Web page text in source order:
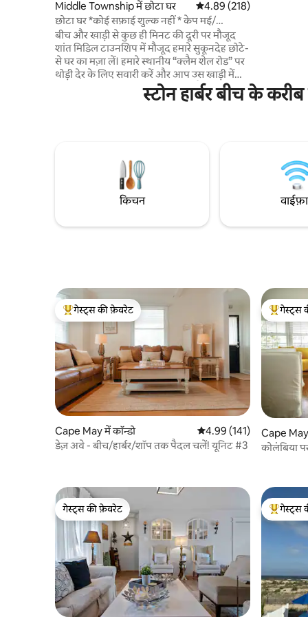
Middle Township में छोटा घर औसत रेटिंग 5 में से 4.89, 218
4.89 (218)
छोटा घर *कोई सफ़ाई शुल्क नहीं * केप मई/
वाइल्डवुड
बीच और खाड़ी से कुछ ही मिनट की दूरी पर मौजूद
शांत मिडिल टाउनशिप में मौजूद हमारे सुकूनदेह छोटे-
से घर का मज़ा लें। हमारे स्थानीय “क्लैम शेल रोड” पर
थोड़ी देर के लिए सवारी करें और आप उस खाड़ी में
पहुँच जाएँगे जहाँ सीप इकट्ठे किए जाते हैं और आपके
पास बीच का पूरा मज़ा लेने का मौका होगा हमारे उत्तर
आपको ठहरने की सही जगह बनाने की ज़रूरत होगी।
बुक करने के लिए उम्र 18 साल या इससे ज़्यादा होनी
पालतू
स्टोन हार्बर बीच के
किचन
गेस्ट्स का टॉप फ़ेवरेट
गेस्ट्स की फ़ेवरेट
Cape May में कॉन्डो औसत रेटिंग 5 में से 4.99, 141
4.99 (141)
डेज़ अवे - बीच/हार्बर/शॉप तक पैदल चलें! यूनिट #3
गेस्ट्स का
गेस्ट्स
Cape May
कोलंबिया
गेस्ट्स की फ़ेवरेट
गेस्ट्स की फ़ेवरेट
गेस्ट्स का
गेस्ट्स